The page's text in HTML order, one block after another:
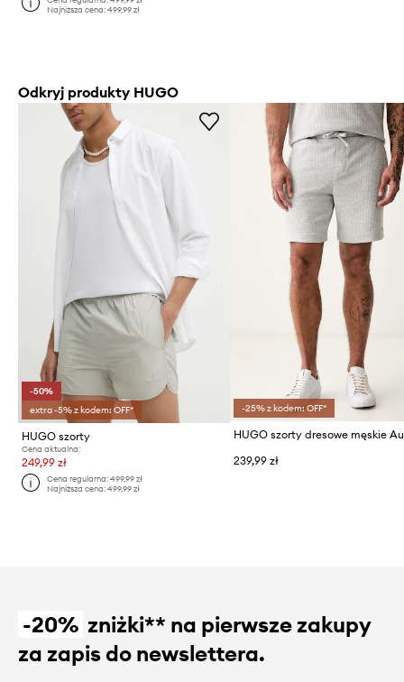
Najniższa cena:499,99 zł
Odkryj produkty HUGO
-50%
extra -5% z kodem: OFF*
HUGO szorty
Cena aktualna:
249,99 zł
Cena regularna:499,99 zł
Najniższa cena:499,99 zł
-25% z kodem: OFF*
239,99 zł
-20% zniżki** na pierwsze zakupy
za zapis do newslettera.